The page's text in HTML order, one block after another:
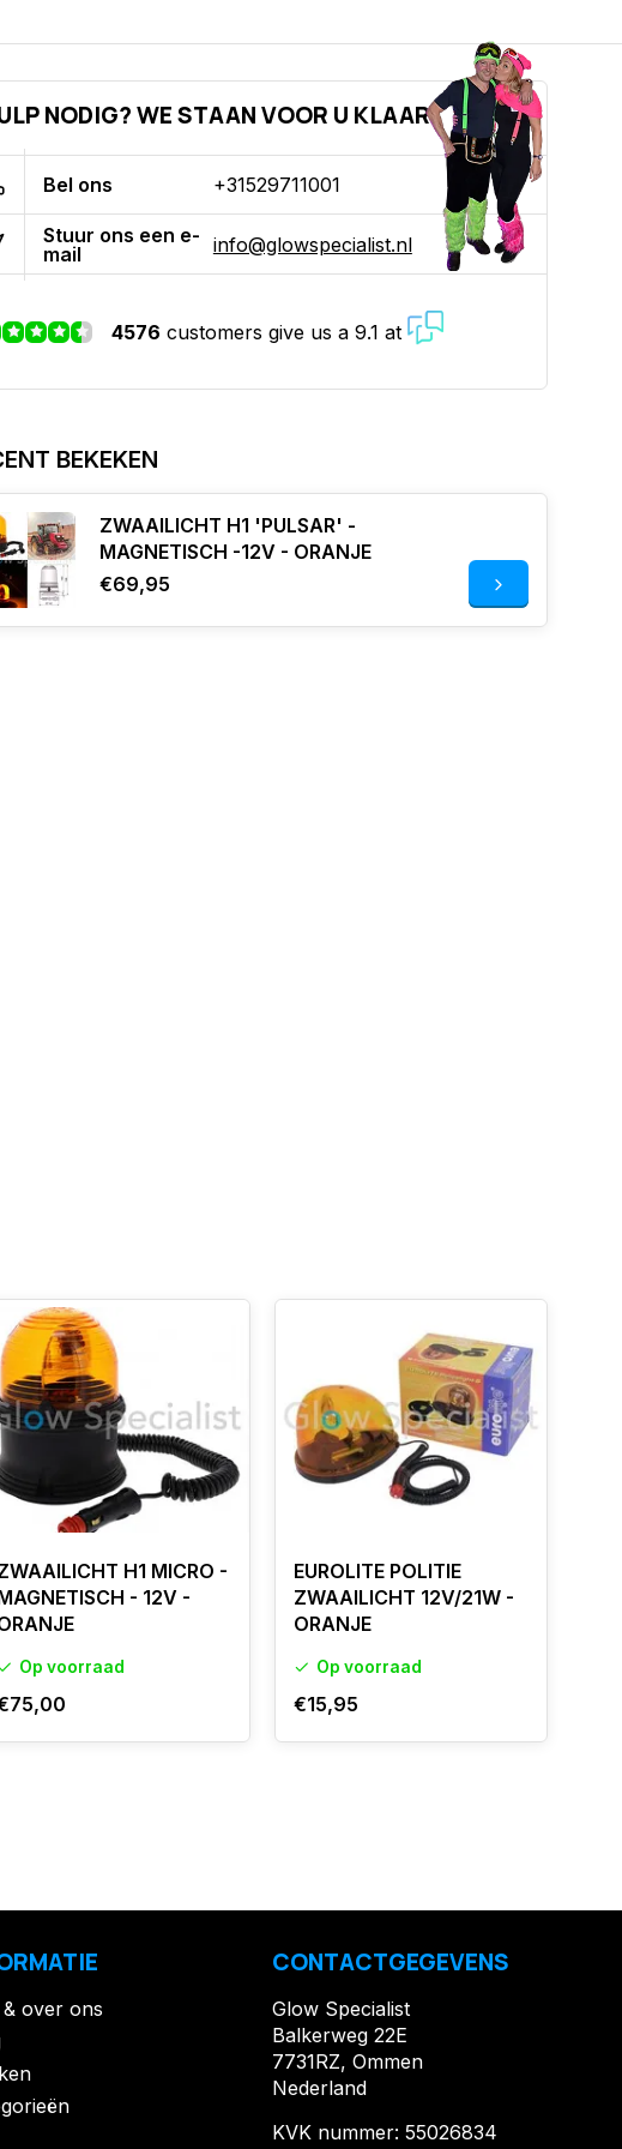
NODIG? WE STAAN VOOR U KLAAR!
Bel ons +31529711001
Stuur ons een e-
mail
info@glowspecialist.nl
4576 customers give us a 9.1 at
BEKEKEN
ZWAAILICHT H1 'PULSAR' -
MAGNETISCH -12V - ORANJE
€69,95
H1 MICRO -
- 12V -
Op voorraad
EUROLITE POLITIE
ZWAAILICHT 12V/21W -
ORANJE
Op voorraad
€15,95
over ons
CONTACTGEGEVENS
Glow Specialist
Balkerweg 22E
7731RZ, Ommen
Nederland
KVK nummer: 55026834